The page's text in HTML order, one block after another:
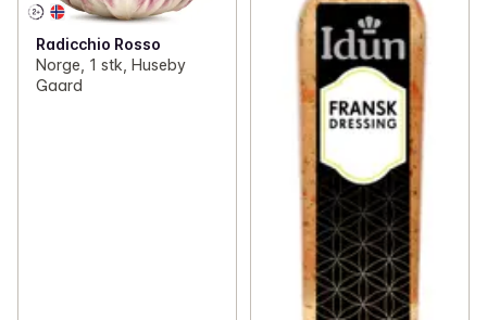
Radicchio Rosso
Norge, 1 stk, Huseby
Gaard